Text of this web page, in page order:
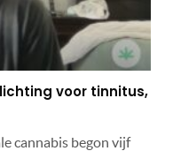
voor tinnitus,
cannabis begon vijf